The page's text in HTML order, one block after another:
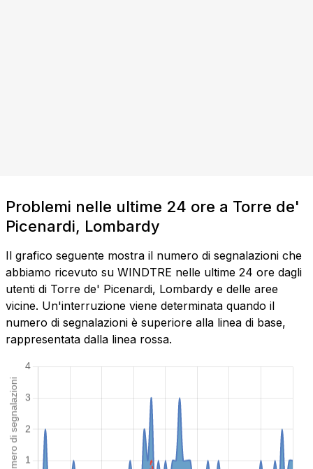
Problemi nelle ultime 24 ore a Torre de'
Picenardi, Lombardy
Il grafico seguente mostra il numero di segnalazioni che
abbiamo ricevuto su WINDTRE nelle ultime 24 ore dagli
utenti di Torre de' Picenardi, Lombardy e delle aree
vicine. Un'interruzione viene determinata quando il
numero di segnalazioni è superiore alla linea di base,
rappresentata dalla linea rossa.